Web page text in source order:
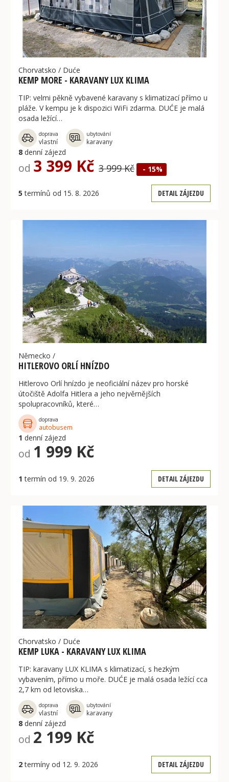
Chorvatsko / Duće
KEMP MORE - KARAVANY LUX KLIMA
TIP: velmi pěkně vybavené karavany s klimatizací přímo u
pláže. V kempu je k dispozici WiFi zdarma. DUĆE je malá
osada ležící…
doprava
vlastní
ubytování
karavany
8 denní zájezd
od 3 399 Kč 3 999 Kč - 15%
5 termínů od 15. 8. 2026 DETAIL ZÁJEZDU
Německo /
HITLEROVO ORLÍ HNÍZDO
Hitlerovo Orlí hnízdo je neoficiální název pro horské
útočiště Adolfa Hitlera a jeho nejvěrnějších
spolupracovníků, které…
doprava
autobusem
1 denní zájezd
od 1 999 Kč
1 termín od 19. 9. 2026 DETAIL ZÁJEZDU
Chorvatsko / Duće
KEMP LUKA - KARAVANY LUX KLIMA
TIP: karavany LUX KLIMA s klimatizací, s hezkým
vybavením, přímo u moře. DUĆE je malá osada ležící cca
2,7 km od letoviska…
doprava
vlastní
ubytování
karavany
8 denní zájezd
od 2 199 Kč
2termíny od 12. 9. 2026 DETAIL ZÁJEZDU